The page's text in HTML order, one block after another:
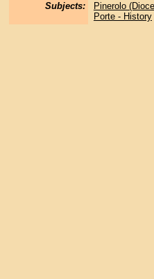
Subjects:
Pinerolo
Porte - History